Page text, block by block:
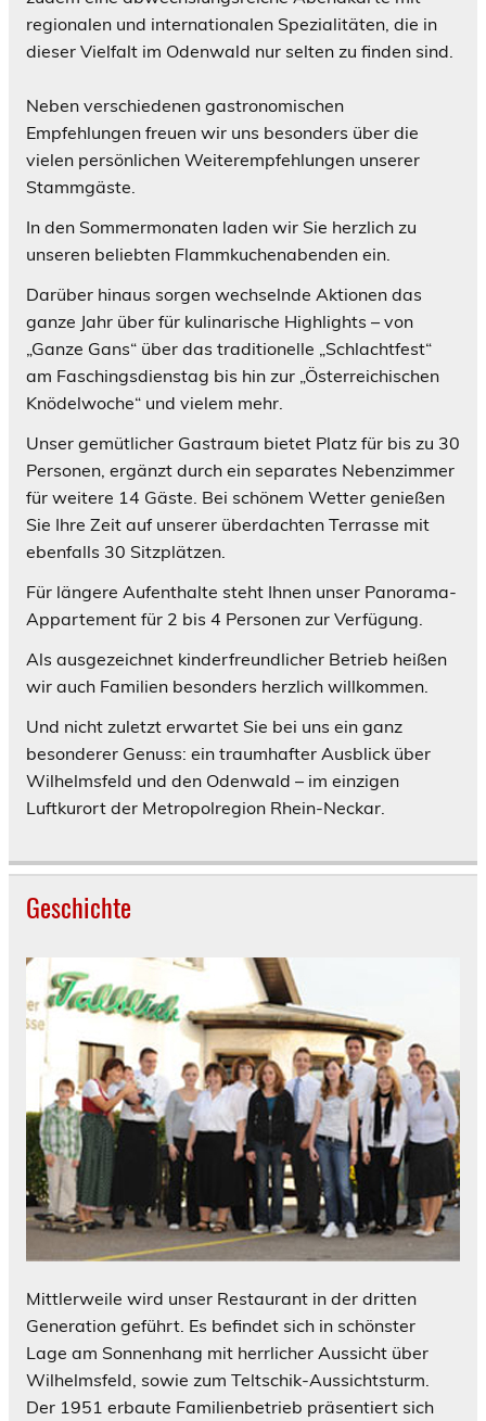
regionalen und internationalen Spezialitäten, die in
dieser Vielfalt im Odenwald nur selten zu finden sind.
Neben verschiedenen gastronomischen
Empfehlungen freuen wir uns besonders über die
vielen persönlichen Weiterempfehlungen unserer
Stammgäste.
In den Sommermonaten laden wir Sie herzlich zu
unseren beliebten Flammkuchenabenden ein.
Darüber hinaus sorgen wechselnde Aktionen das
ganze Jahr über für kulinarische Highlights – von
„Ganze Gans“ über das traditionelle „Schlachtfest“
am Faschingsdienstag bis hin zur „Österreichischen
Knödelwoche“ und vielem mehr.
Unser gemütlicher Gastraum bietet Platz für bis zu 30
Personen, ergänzt durch ein separates Nebenzimmer
für weitere 14 Gäste. Bei schönem Wetter genießen
Sie Ihre Zeit auf unserer überdachten Terrasse mit
ebenfalls 30 Sitzplätzen.
Für längere Aufenthalte steht Ihnen unser Panorama-
Appartement für 2 bis 4 Personen zur Verfügung.
Als ausgezeichnet kinderfreundlicher Betrieb heißen
wir auch Familien besonders herzlich willkommen.
Und nicht zuletzt erwartet Sie bei uns ein ganz
besonderer Genuss: ein traumhafter Ausblick über
Wilhelmsfeld und den Odenwald – im einzigen
Luftkurort der Metropolregion Rhein-Neckar.
Geschichte
Mittlerweile wird unser Restaurant in der dritten
Generation geführt. Es befindet sich in schönster
Lage am Sonnenhang mit herrlicher Aussicht über
Wilhelmsfeld, sowie zum Teltschik-Aussichtsturm.
Der 1951 erbaute Familienbetrieb präsentiert sich